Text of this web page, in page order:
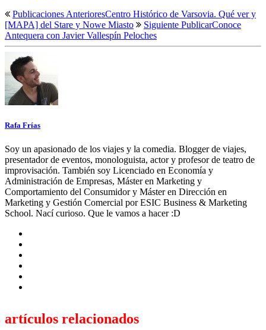
Publicaciones AnterioresCentro Histórico de Varsovia. Qué ver y
[MAPA] del Stare y Nowe Miasto
Siguiente PublicarConoce
Antequera con Javier Vallespín Peloches
Rafa Frías
Soy un apasionado de los viajes y la comedia. Blogger de viajes,
presentador de eventos, monologuista, actor y profesor de teatro de
improvisación. También soy Licenciado en Economía y
Administración de Empresas, Máster en Marketing y
Comportamiento del Consumidor y Máster en Dirección en
Marketing y Gestión Comercial por ESIC Business & Marketing
School. Nací curioso. Que le vamos a hacer :D
artículos relacionados